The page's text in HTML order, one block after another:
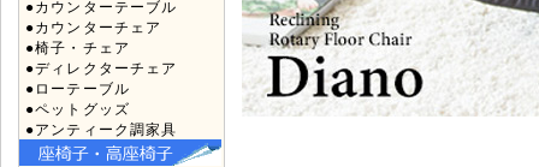
●カウンターテーブル
●カウンターチェア
●椅子・チェア
●ディレクターチェア
●ローテーブル
●ペットグッズ
●アンティーク調家具